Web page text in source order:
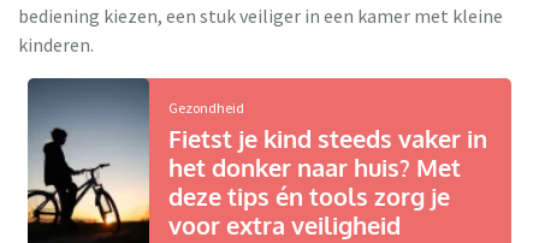
bediening kiezen, een stuk veiliger in een kamer met kleine
kinderen.
Gezondheid
Fietst je kind steeds vaker in
het donker naar huis? Met
deze tips én tools zorg je
voor extra veiligheid